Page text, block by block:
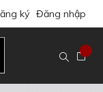
ký Đăng nhập